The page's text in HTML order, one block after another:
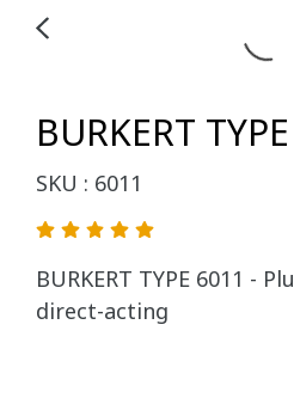
BURKERT
SKU : 6011
BURKERT TYPE 6011 -
direct-acting